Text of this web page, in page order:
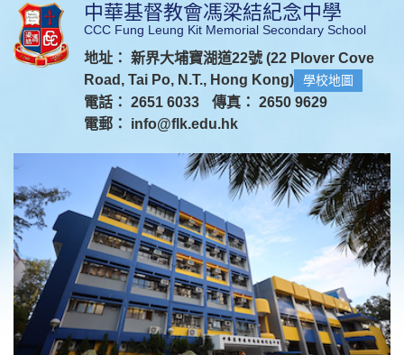
中華基督教會馮梁結紀念中學
CCC Fung Leung Kit Memorial Secondary School
地址： 新界大埔寶湖道22號 (22 Plover Cove
Road, Tai Po, N.T., Hong Kong)
學校地圖
電話： 2651 6033
傳真： 2650 9629
電郵： info@flk.edu.hk